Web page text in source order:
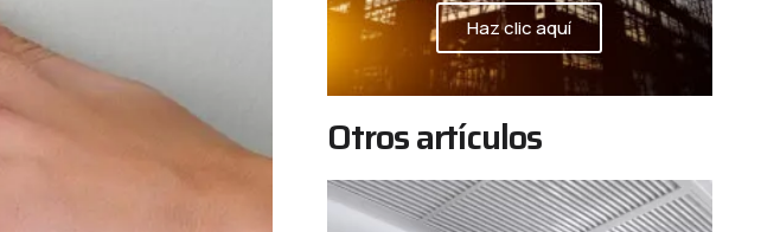
Haz clic aquí
Otros artículos